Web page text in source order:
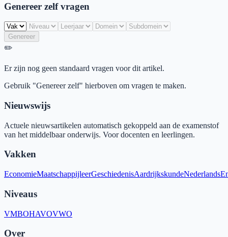
Genereer zelf vragen
Genereer
✏️
Er zijn nog geen standaard vragen voor dit artikel.
Gebruik "Genereer zelf" hierboven om vragen te maken.
Nieuwswijs
Actuele nieuwsartikelen automatisch gekoppeld aan de examenstof
van het middelbaar onderwijs. Voor docenten en leerlingen.
Vakken
EconomieMaatschappijleerGeschiedenisAardrijkskundeNederlands
Niveaus
VMBOHAVOVWO
Over